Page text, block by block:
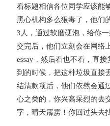
看标题相信各位同学应该能
黑心机构多么狠毒了，他们
3人，通过软磨硬泡，给你
交完后，他们立刻会在网络
essay，然后看也不看，直
到的时候，把这种垃圾直接
结清款项后，他们依然会通
心之类的，你兴高采烈的去
字，晴天霹雳！你回过头去